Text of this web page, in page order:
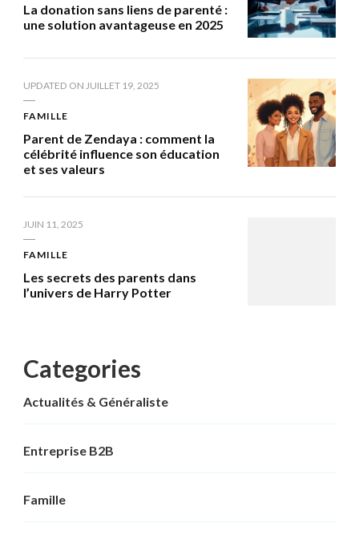
La donation sans liens de parenté :
une solution avantageuse en 2025
UPDATED ON JUILLET 19, 2025
FAMILLE
Parent de Zendaya : comment la
célébrité influence son éducation
et ses valeurs
JUIN 11, 2025
FAMILLE
Les secrets des parents dans
l’univers de Harry Potter
Categories
Actualités & Généraliste
Entreprise B2B
Famille